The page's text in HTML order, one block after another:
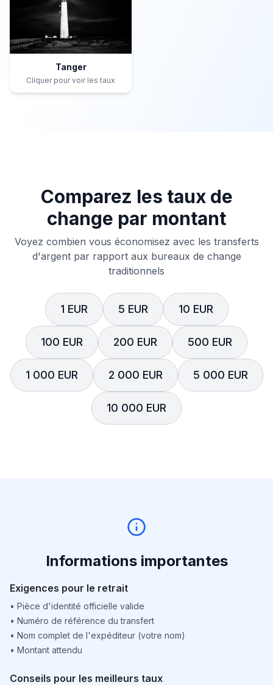
Tanger
Cliquer pour voir les taux
Comparez les taux de
change par montant
Voyez combien vous économisez avec les transferts
d'argent par rapport aux bureaux de change
traditionnels
1 EUR 5 EUR 10 EUR
100 EUR 200 EUR 500 EUR
1 000 EUR 2 000 EUR 5 000 EUR
10 000 EUR
Informations importantes
Exigences pour le retrait
• Pièce d'identité officielle valide
• Numéro de référence du transfert
• Nom complet de l'expéditeur (votre nom)
• Montant attendu
Conseils pour les meilleurs taux